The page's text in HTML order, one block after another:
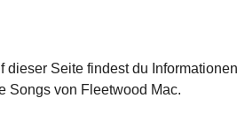
dieser Seite findest du Informationen
Songs von Fleetwood Mac.